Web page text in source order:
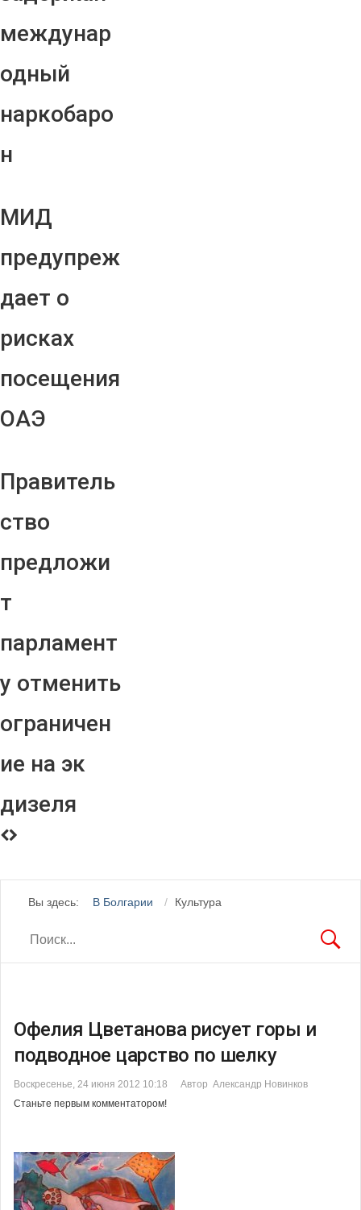
междунар
одный
наркобаро
н
МИД
предупреж
дает о
рисках
посещения
ОАЭ
Правитель
ство
предложи
т
парламент
у отменить
ограничен
ие на эк
дизеля
Вы здесь: В Болгарии Культура
Офелия Цветанова рисует горы и
подводное царство по шелку
Воскресенье, 24 июня 2012 10:18
Автор Александр Новинков
Станьте первым комментатором!